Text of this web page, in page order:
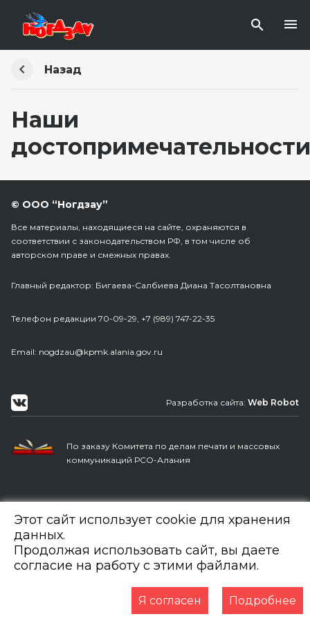
Назад
Наши
достопримечательности
© ООО “Ногдзау”
Все материалы, находящиеся на сайте, охраняются в
соответствии с законодательством РФ, в том числе об
авторском праве и смежных правах.
Главный редактор: Бигаева-Салбиева Диана Тасолтановна
Телефон редакции 70-09-29, +7 (989) 747-22-35
Еmail: nogdzau@kpmk.alania.gov.ru
По заказу Комитета по делам печати и массовых
коммуникаций РСО-Алания
Разработка сайта: Web Robot
Этот сайт использует cookie для хранения
данных.
Продолжая использовать сайт, вы даете
согласие на работу с этими файлами.
Я согласен Подробнее